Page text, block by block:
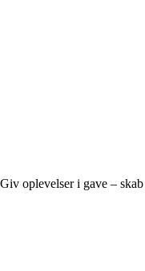
Giv oplevelser i gave –